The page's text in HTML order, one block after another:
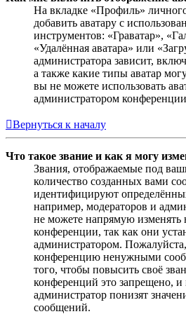
На вкладке «Профиль»
добавить аватару с
инструментов: «Граватар»,
«Удалённая аватара» или
администратора зависит,
а также какие типы аватар
вы не можете использовать
администратором
Вернуться к началу
Что такое звание и как я могу
Звания, отображаемые под
количество созданных вами
идентифицируют
например, модераторов и
не можете напрямую изменять
конференции, так как они
администратором. Пожалуйста,
конференцию ненужными
того, чтобы повысить своё
конференций это запрещено, и
администратор понизят
сообщений.